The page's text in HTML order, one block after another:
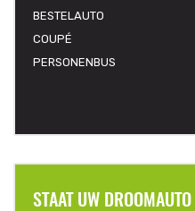
BESTELAUTO
COUPÉ
PERSONENBUS
STAAT UW